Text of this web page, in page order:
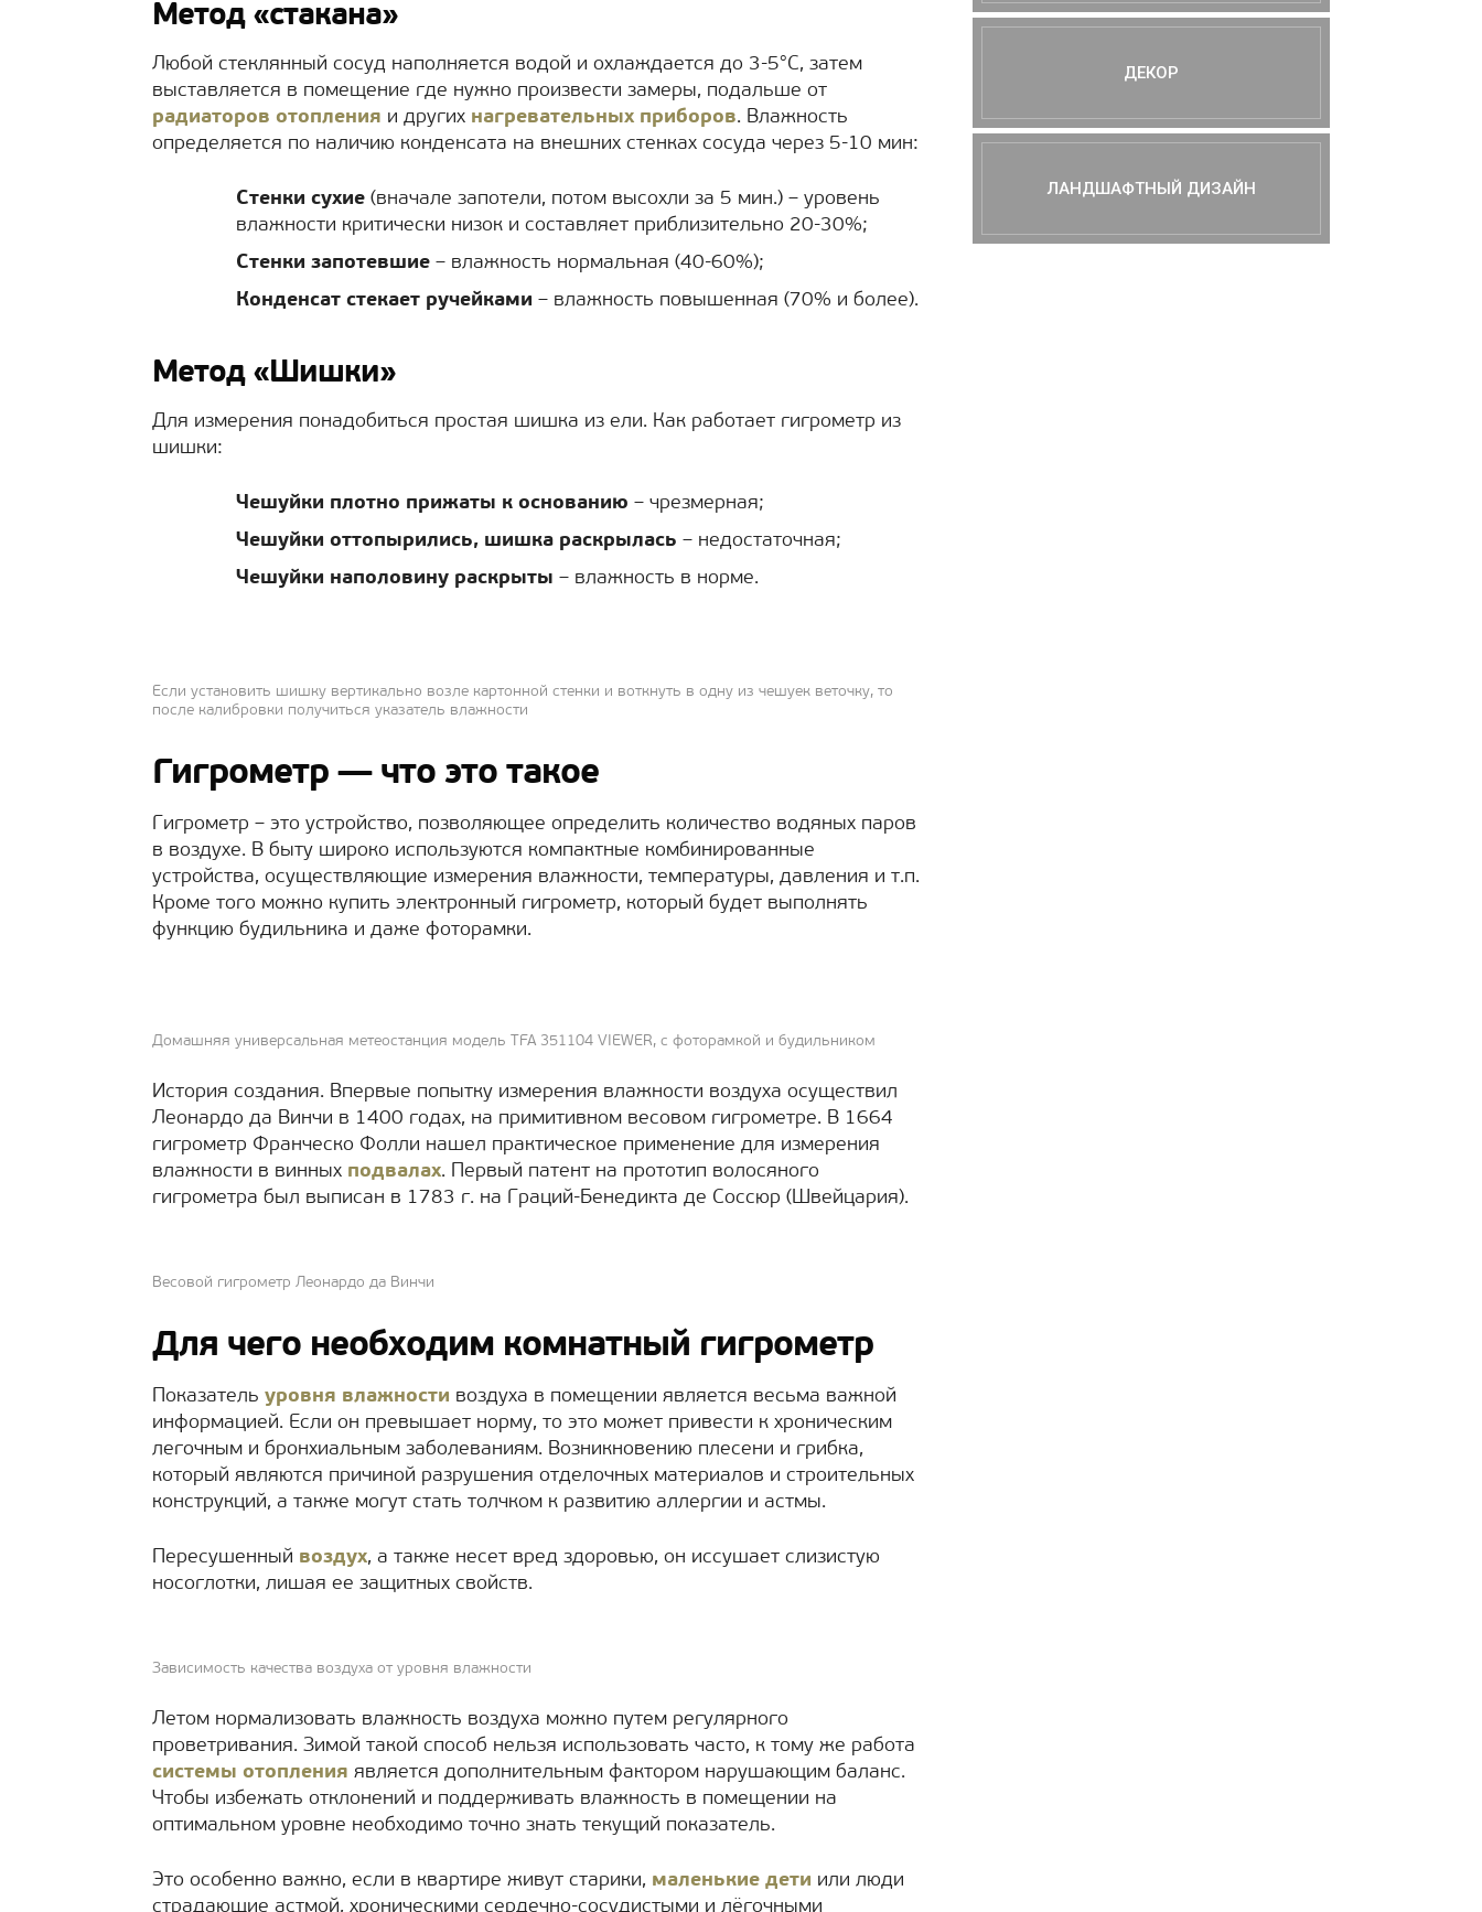
Метод «стакана»
Любой стеклянный сосуд наполняется водой и охлаждается до 3-5°С, затем
выставляется в помещение где нужно произвести замеры, подальше от
радиаторов отопления и других нагревательных приборов. Влажность
определяется по наличию конденсата на внешних стенках сосуда через 5-10 мин:
Стенки сухие (вначале запотели, потом высохли за 5 мин.) – уровень
влажности критически низок и составляет приблизительно 20-30%;
Стенки запотевшие – влажность нормальная (40-60%);
Конденсат стекает ручейками – влажность повышенная (70% и более).
Метод «Шишки»
Для измерения понадобиться простая шишка из ели. Как работает гигрометр из
шишки:
Чешуйки плотно прижаты к основанию – чрезмерная;
Чешуйки оттопырились, шишка раскрылась – недостаточная;
Чешуйки наполовину раскрыты – влажность в норме.
Если установить шишку вертикально возле картонной стенки и воткнуть в одну из чешуек веточку, то
после калибровки получиться указатель влажности
Гигрометр — что это такое
Гигрометр – это устройство, позволяющее определить количество водяных паров
в воздухе. В быту широко используются компактные комбинированные
устройства, осуществляющие измерения влажности, температуры, давления и т.п.
Кроме того можно купить электронный гигрометр, который будет выполнять
функцию будильника и даже фоторамки.
Домашняя универсальная метеостанция модель TFA 351104 VIEWER, с фоторамкой и будильником
История создания. Впервые попытку измерения влажности воздуха осуществил
Леонардо да Винчи в 1400 годах, на примитивном весовом гигрометре. В 1664
гигрометр Франческо Фолли нашел практическое применение для измерения
влажности в винных подвалах. Первый патент на прототип волосяного
гигрометра был выписан в 1783 г. на Граций-Бенедикта де Соссюр (Швейцария).
Весовой гигрометр Леонардо да Винчи
Для чего необходим комнатный гигрометр
Показатель уровня влажности воздуха в помещении является весьма важной
информацией. Если он превышает норму, то это может привести к хроническим
легочным и бронхиальным заболеваниям. Возникновению плесени и грибка,
который являются причиной разрушения отделочных материалов и строительных
конструкций, а также могут стать толчком к развитию аллергии и астмы.
Пересушенный воздух, а также несет вред здоровью, он иссушает слизистую
носоглотки, лишая ее защитных свойств.
Зависимость качества воздуха от уровня влажности
Летом нормализовать влажность воздуха можно путем регулярного
проветривания. Зимой такой способ нельзя использовать часто, к тому же работа
системы отопления является дополнительным фактором нарушающим баланс.
Чтобы избежать отклонений и поддерживать влажность в помещении на
оптимальном уровне необходимо точно знать текущий показатель.
Это особенно важно, если в квартире живут старики, маленькие дети или люди
страдающие астмой, хроническими сердечно-сосудистыми и лёгочными
ДЕКОР
ЛАНДШАФТНЫЙ ДИЗАЙН